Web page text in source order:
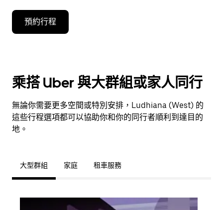
預約行程
乘搭 Uber 與大群組或家人同行
無論你需要更多空間或特別安排，Ludhiana (West) 的
這些行程選項都可以協助你和你的同行者順利到達目的
地。
大型群組 家庭 租車服務